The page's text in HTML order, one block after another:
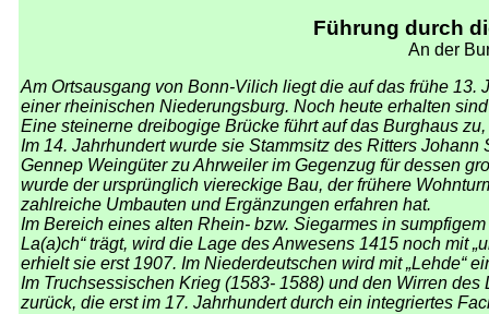
Führung durch
An der
Am Ortsausgang von Bonn-Vilich liegt die auf das frühe
einer rheinischen Niederungsburg. Noch heute erhalten
Eine steinerne dreibogige Brücke führt auf das Burghaus
Im 14. Jahrhundert wurde sie Stammsitz des Ritters
Gennep Weingüter zu Ahrweiler im Gegenzug für dessen
wurde der ursprünglich viereckige Bau, der frühere
zahlreiche Umbauten und Ergänzungen erfahren hat.
Im Bereich eines alten Rhein- bzw. Siegarmes in
La(a)ch“ trägt, wird die Lage des Anwesens 1415 noch mit
erhielt sie erst 1907. Im Niederdeutschen wird mit „Lehde“
Im Truchsessischen Krieg (1583- 1588) und den Wirren
zurück, die erst im 17. Jahrhundert durch ein integriertes